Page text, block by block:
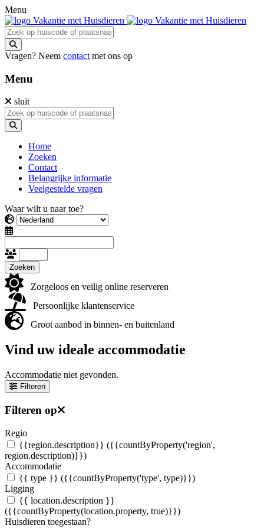
Menu
Vragen? Neem contact met ons op
Menu
sluit
Home
Zoeken
Contact
Belangrijke informatie
Veelgestelde vragen
Waar wilt u naar toe?
Zoeken
Zorgeloos en veilig online reserveren
Persoonlijke klantenservice
Groot aanbod in binnen- en buitenland
Vind uw ideale accommodatie
Accommodatie niet gevonden.
Filteren
Filteren op
Regio
{{region.description}} ({{countByProperty('region',
region.description)}})
Accommodatie
{{ type }} ({{countByProperty('type', type)}})
Ligging
{{ location.description }}
({{countByProperty(location.property, true)}})
Huisdieren toegestaan?